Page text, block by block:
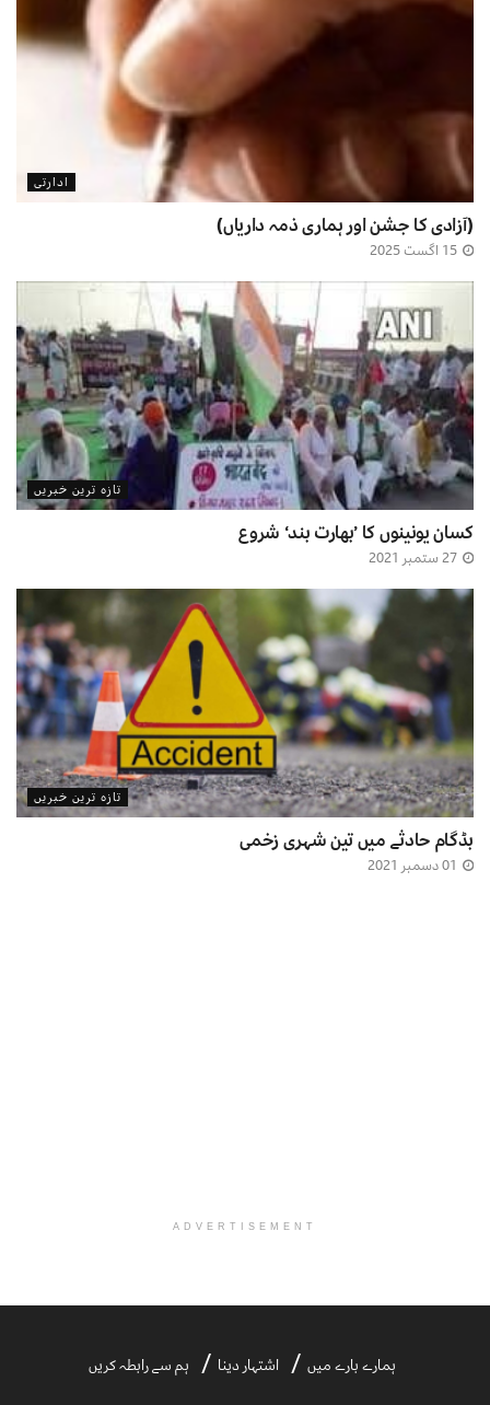
ادارتی
(آزادی کا جشن اور ہماری ذمہ داریاں)
تازہ ترین خبریں
کسان یونینوں کا ’بھارت بند‘ شروع
تازہ ترین خبریں
بڈگام حادثے میں تین شہری زخمی
ADVERTISEMENT
ہمارے بارے میں اشتہار دینا ہم سے رابطہ کریں